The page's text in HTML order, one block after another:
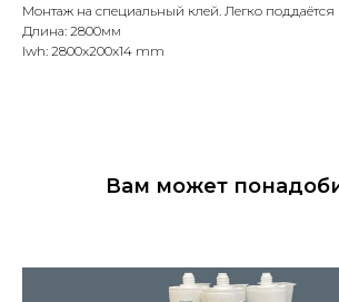
Монтаж на специальный клей. Легко поддаётся
Длина: 2800мм
lwh: 2800x200x14 mm
Вам может